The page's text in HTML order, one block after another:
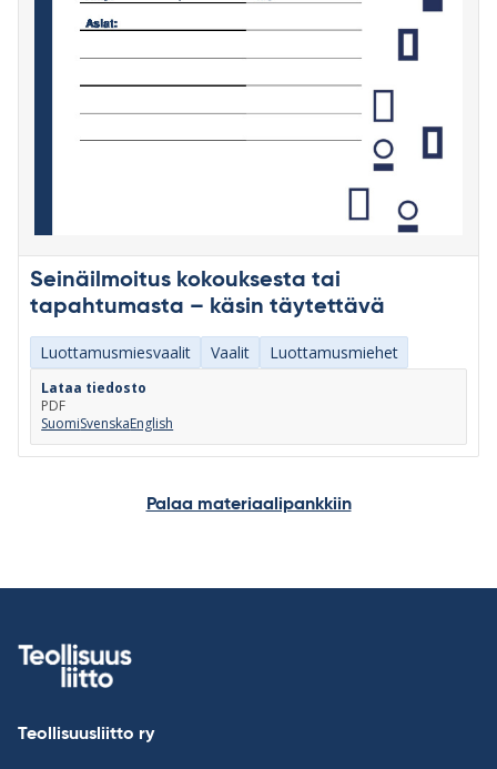
Seinäilmoitus kokouksesta tai
tapahtumasta – käsin täytettävä
Luottamusmiesvaalit Vaalit Luottamusmiehet
Lataa tiedosto
PDF
SuomiSvenskaEnglish
Palaa materiaalipankkiin
Teollisuusliitto ry